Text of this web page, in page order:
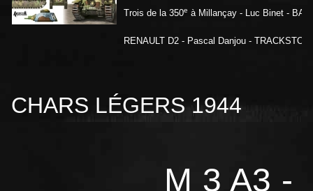
Trois de la 350e à Millançay - Luc Binet -
RENAULT D2 - Pascal Danjou -
CHARS LÉGERS 1944
M 3 A3 -